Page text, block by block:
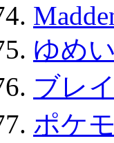
ゆめ
ブレ
ポケ